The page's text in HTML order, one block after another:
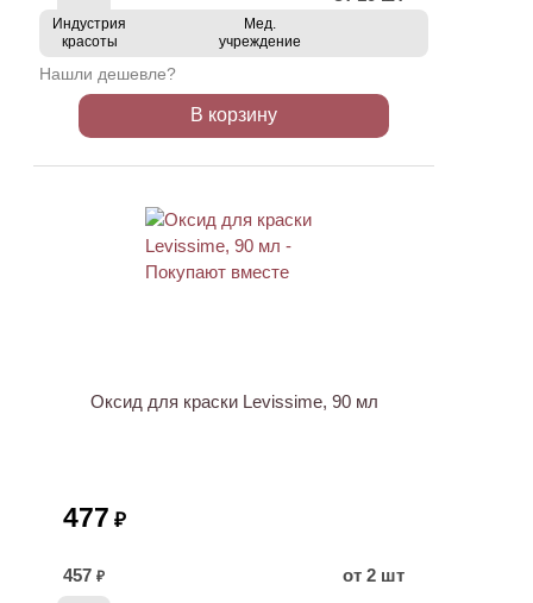
Индустрия
красоты
Мед.
учреждение
Нашли дешевле?
В корзину
Оксид для краски Levissime, 90 мл
477 ₽
457 ₽ от 2 шт